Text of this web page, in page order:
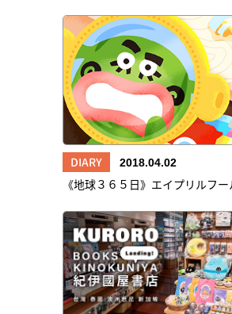
DIARY 2018.04.02
《地球３６５日》エイプリルフ